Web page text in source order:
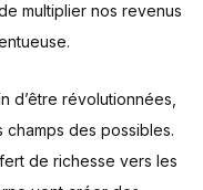
multiplier nos revenus
d’être révolutionnées,
champs des possibles.
de richesse vers les